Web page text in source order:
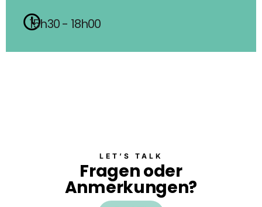
15h30 - 18h00
LET’S TALK
Fragen oder
Anmerkungen?